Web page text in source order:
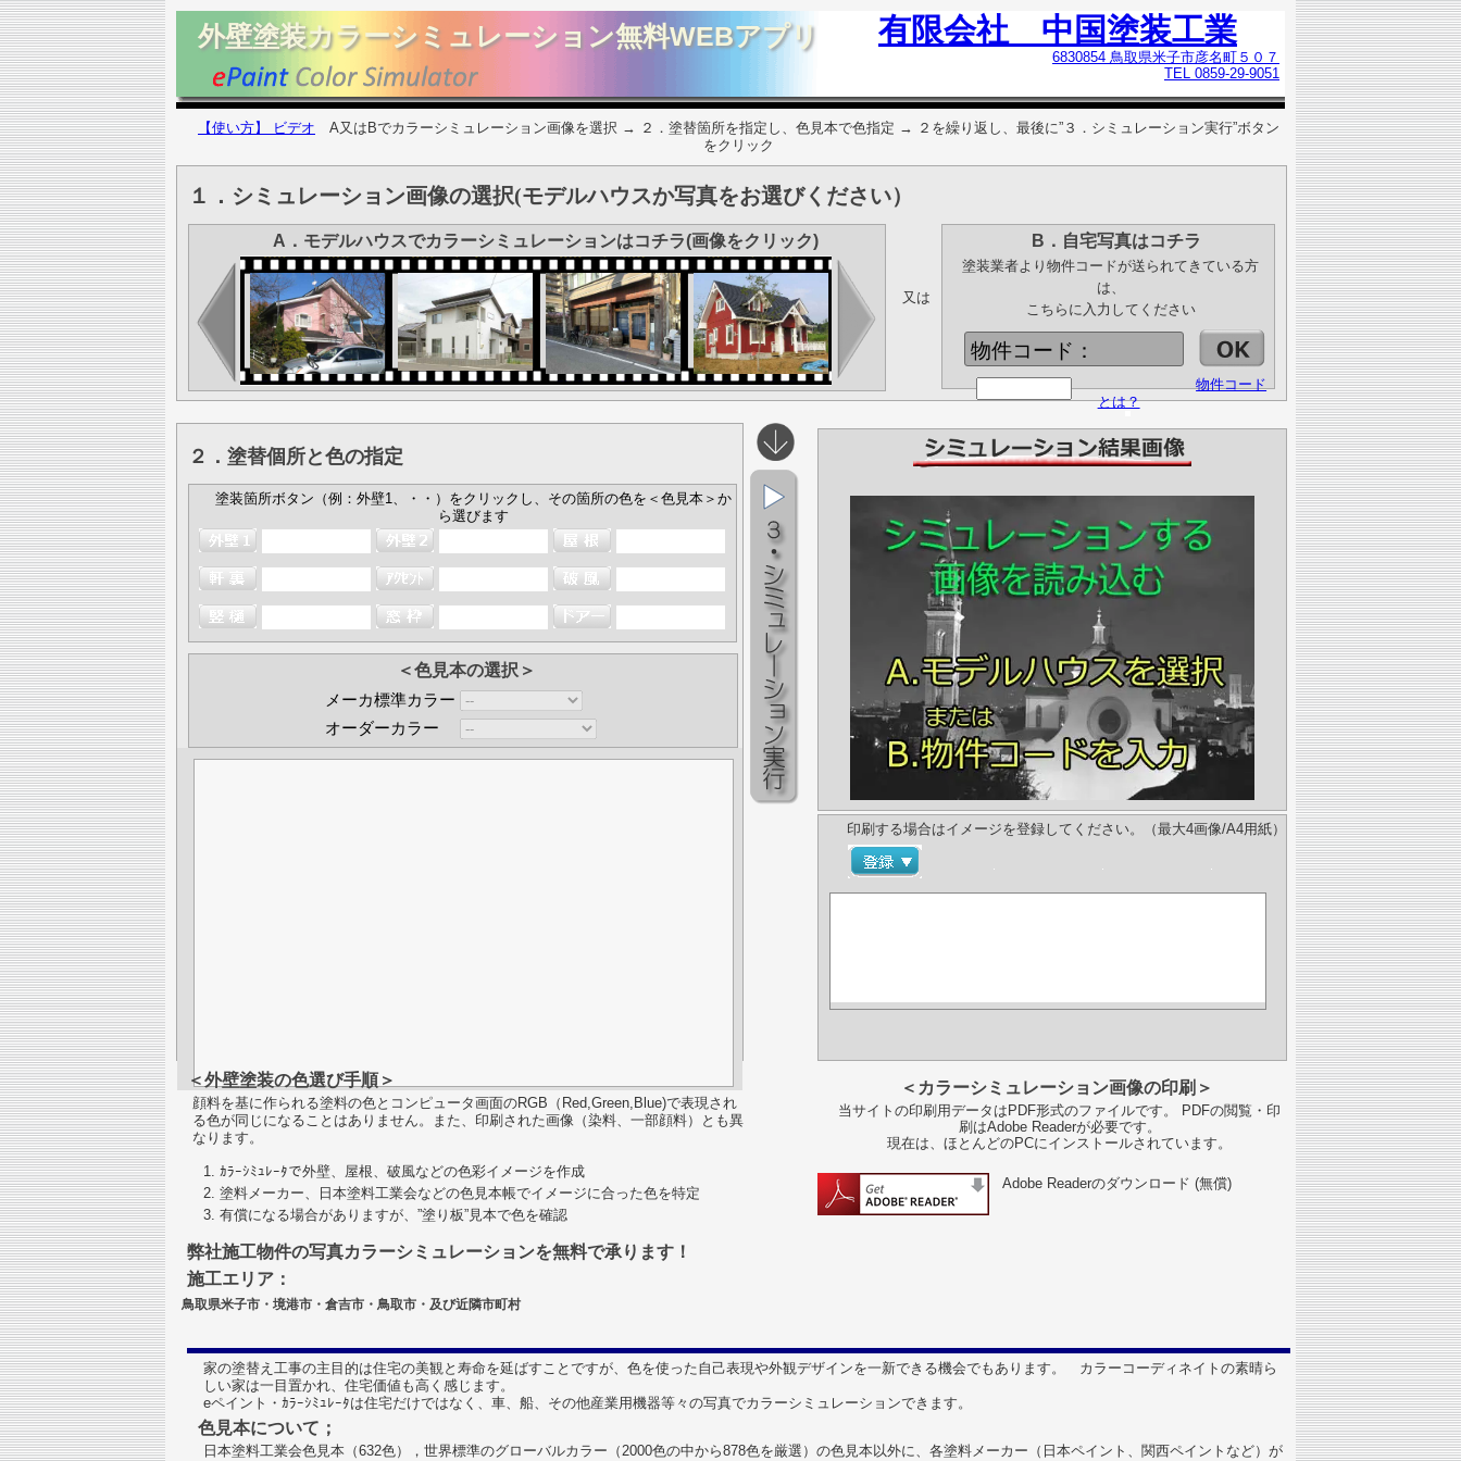
外壁塗装カラーシミュレーション無料WEBアプリ 有限会社 中国塗装工業
6830854 鳥取県米子市彦名町５０７
TEL 0859-29-9051
【使い方】 ビデオ A又はBでカラーシミュレーション画像を選択 → ２．塗替箇所を指定し、色見本で色指定 → ２を繰り返し、最後に”３．シミュレーション実行”ボタン
をクリック
１．シミュレーション画像の選択(モデルハウスか写真をお選びください）
A．モデルハウスでカラーシミュレーションはコチラ(画像をクリック)
又は
B．自宅写真はコチラ
塗装業者より物件コードが送られてきている方
は、
こちらに入力してください
物件コード：
物件コード
とは？
２．塗替個所と色の指定
塗装箇所ボタン（例：外壁1、・・）をクリックし、その箇所の色を＜色見本＞か
ら選びます
＜色見本の選択＞
メーカ標準カラー
オーダーカラー
＜外壁塗装の色選び手順＞
顔料を基に作られる塗料の色とコンピュータ画面のRGB（Red,Green,Blue)で表現され
る色が同じになることはありません。また、印刷された画像（染料、一部顔料）とも異
なります。
ｶﾗｰｼﾐｭﾚｰﾀで外壁、屋根、破風などの色彩イメージを作成
塗料メーカー、日本塗料工業会などの色見本帳でイメージに合った色を特定
有償になる場合がありますが、”塗り板”見本で色を確認
弊社施工物件の写真カラーシミュレーションを無料で承ります！
施工エリア：
鳥取県米子市・境港市・倉吉市・鳥取市・及び近隣市町村
印刷する場合はイメージを登録してください。（最大4画像/A4用紙）
＜カラーシミュレーション画像の印刷＞
当サイトの印刷用データはPDF形式のファイルです。 PDFの閲覧・印
刷はAdobe Readerが必要です。
現在は、ほとんどのPCにインストールされています。
Adobe Readerのダウンロード (無償)
家の塗替え工事の主目的は住宅の美観と寿命を延ばすことですが、色を使った自己表現や外観デザインを一新できる機会でもあります。 カラーコーディネイトの素晴ら
しい家は一目置かれ、住宅価値も高く感じます。
eペイント・ｶﾗｰｼﾐｭﾚｰﾀは住宅だけではなく、車、船、その他産業用機器等々の写真でカラーシミュレーションできます。
色見本について；
日本塗料工業会色見本（632色），世界標準のグローバルカラー（2000色の中から878色を厳選）の色見本以外に、各塗料メーカー（日本ペイント、関西ペイントなど）が